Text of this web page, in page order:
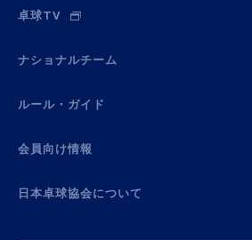
卓球TV
ナショナルチーム
ルール・ガイド
会員向け情報
日本卓球協会について